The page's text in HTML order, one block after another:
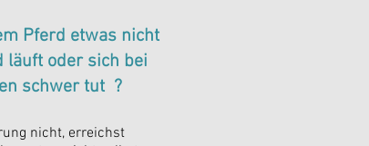
Pferd etwas nicht
läuft oder sich bei
schwer tut ?
nicht, erreichst